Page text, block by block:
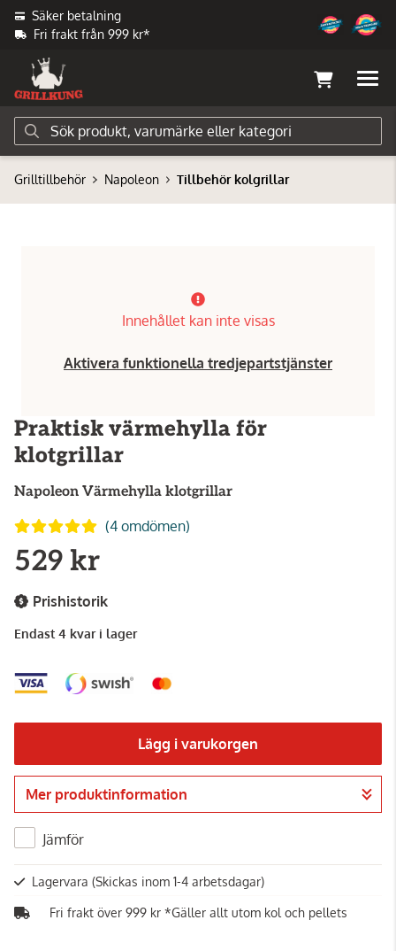
Säker betalning
Fri frakt från 999 kr*
Grilltillbehör Napoleon Tillbehör kolgrillar
Innehållet kan inte visas
Aktivera funktionella tredjepartstjänster
Praktisk värmehylla för
klotgrillar
Napoleon Värmehylla klotgrillar
(4 omdömen)
529 kr
Prishistorik
Endast 4 kvar i lager
Lägg i varukorgen
Gå till kassan
Mer produktinformation
Jämför
Lagervara (Skickas inom 1-4 arbetsdagar)
Fri frakt över 999 kr *Gäller allt utom kol och pellets